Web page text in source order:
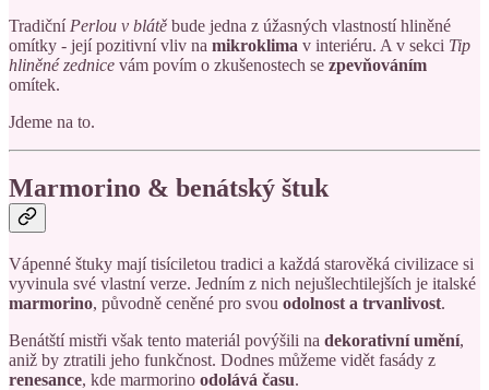
Tradiční Perlou v blátě bude jedna z úžasných vlastností hliněné
omítky - její pozitivní vliv na mikroklima v interiéru. A v sekci Tip
hliněné zednice vám povím o zkušenostech se zpevňováním
omítek.
Jdeme na to.
Marmorino & benátský štuk
Vápenné štuky mají tisíciletou tradici a každá starověká civilizace si
vyvinula své vlastní verze. Jedním z nich nejušlechtilejších je italské
marmorino, původně ceněné pro svou odolnost a trvanlivost.
Benátští mistři však tento materiál povýšili na dekorativní umění,
aniž by ztratili jeho funkčnost. Dodnes můžeme vidět fasády z
renesance, kde marmorino odolává času.